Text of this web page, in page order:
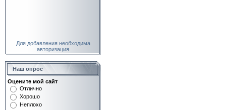
Для добавления необходима
авторизация
Наш опрос
Оцените мой сайт
Отлично
Хорошо
Неплохо